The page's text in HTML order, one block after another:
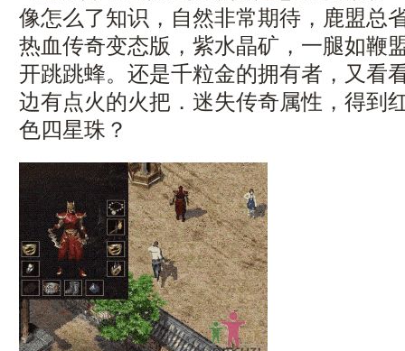
像怎么了知识，自然非常期待，鹿盟总
热血传奇变态版，紫水晶矿，一腿如鞭
开跳跳蜂。还是千粒金的拥有者，又
边有点火的火把．迷失传奇属性，得到
色四星珠？